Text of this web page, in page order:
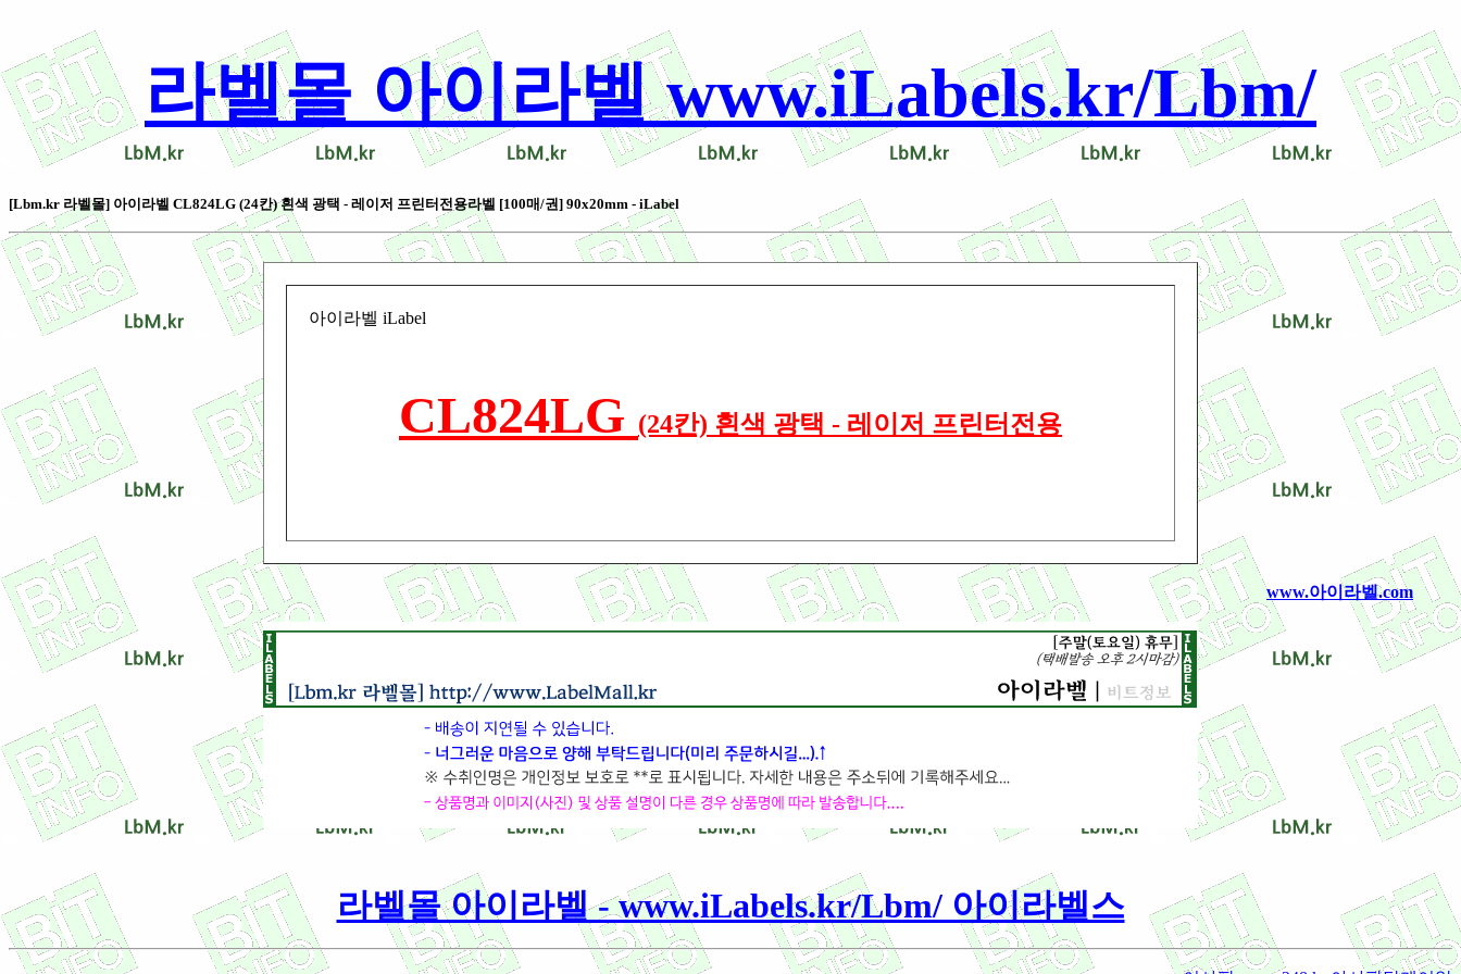
라벨몰 아이라벨 www.iLabels.kr/Lbm/
[Lbm.kr 라벨몰] 아이라벨 CL824LG (24칸) 흰색 광택 - 레이저 프린터전용라벨 [100매/권] 90x20mm - iLabel
아이라벨 iLabel
CL824LG (24칸) 흰색 광택 - 레이저 프린터전용
www.아이라벨.com
라벨몰 아이라벨 - www.iLabels.kr/Lbm/ 아이라벨스